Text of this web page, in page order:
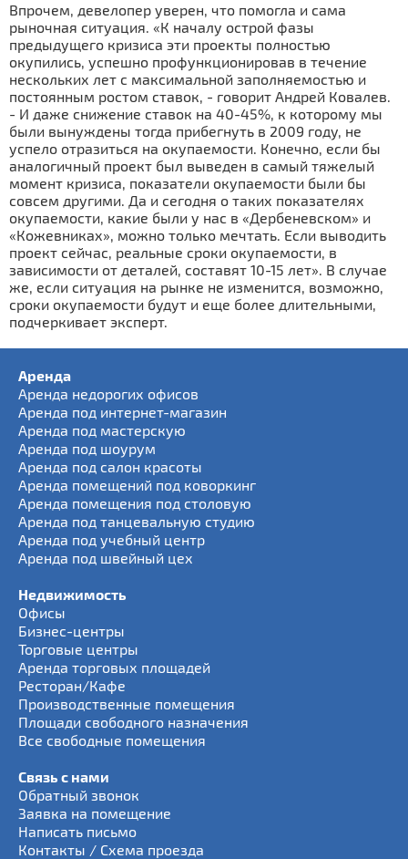
Впрочем, девелопер уверен, что помогла и сама
рыночная ситуация. «К началу острой фазы
предыдущего кризиса эти проекты полностью
окупились, успешно профункционировав в течение
нескольких лет с максимальной заполняемостью и
постоянным ростом ставок, - говорит Андрей Ковалев.
- И даже снижение ставок на 40-45%, к которому мы
были вынуждены тогда прибегнуть в 2009 году, не
успело отразиться на окупаемости. Конечно, если бы
аналогичный проект был выведен в самый тяжелый
момент кризиса, показатели окупаемости были бы
совсем другими. Да и сегодня о таких показателях
окупаемости, какие были у нас в «Дербеневском» и
«Кожевниках», можно только мечтать. Если выводить
проект сейчас, реальные сроки окупаемости, в
зависимости от деталей, составят 10-15 лет». В случае
же, если ситуация на рынке не изменится, возможно,
сроки окупаемости будут и еще более длительными,
подчеркивает эксперт.
Аренда
Аренда недорогих офисов
Аренда под интернет-магазин
Аренда под мастерскую
Аренда под шоурум
Аренда под салон красоты
Аренда помещений под коворкинг
Аренда помещения под столовую
Аренда под танцевальную студию
Аренда под учебный центр
Аренда под швейный цех
Недвижимость
Офисы
Бизнес-центры
Торговые центры
Аренда торговых площадей
Ресторан/Кафе
Производственные помещения
Площади свободного назначения
Все свободные помещения
Связь с нами
Обратный звонок
Заявка на помещение
Написать письмо
Контакты / Схема проезда